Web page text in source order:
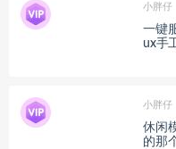
小胖仔
一键
ux手
小胖仔
休闲
的那